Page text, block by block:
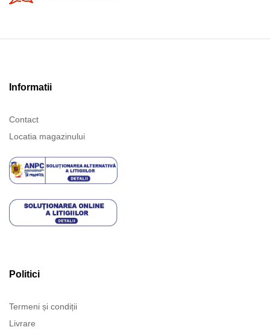
Informatii
Contact
Locatia magazinului
Politici
Termeni și condiții
Livrare